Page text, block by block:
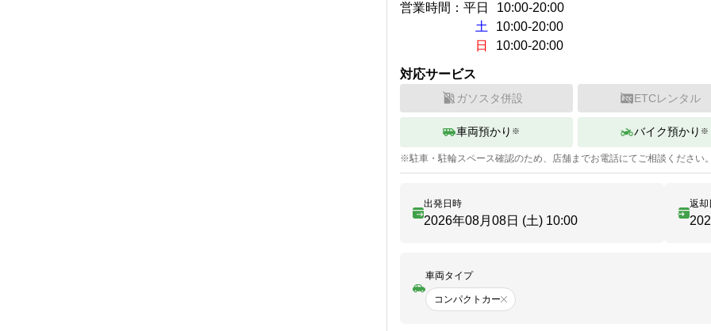
営業時間： 平日 10:00-20:00
土
10:00-20:00
日
10:00-20:00
対応サービス
ガソスタ併設 ETCレンタル
車両預かり ※ バイク預かり ※
※駐車・駐輪スペース確認のため、店舗までお電話にてご相談ください。
出発日時
2026年08月08日 (土) 10:00
返却
車両タイプ
コンパクトカー